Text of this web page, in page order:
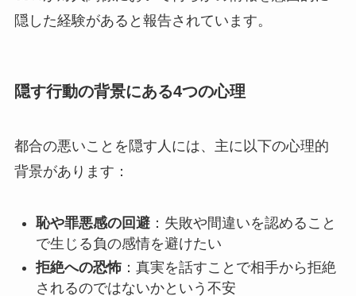
隠した経験があると報告されています。
隠す行動の背景にある4つの心理
都合の悪いことを隠す人には、主に以下の心理的
背景があります：
恥や罪悪感の回避：失敗や間違いを認めること
で生じる負の感情を避けたい
拒絶への恐怖：真実を話すことで相手から拒絶
されるのではないかという不安